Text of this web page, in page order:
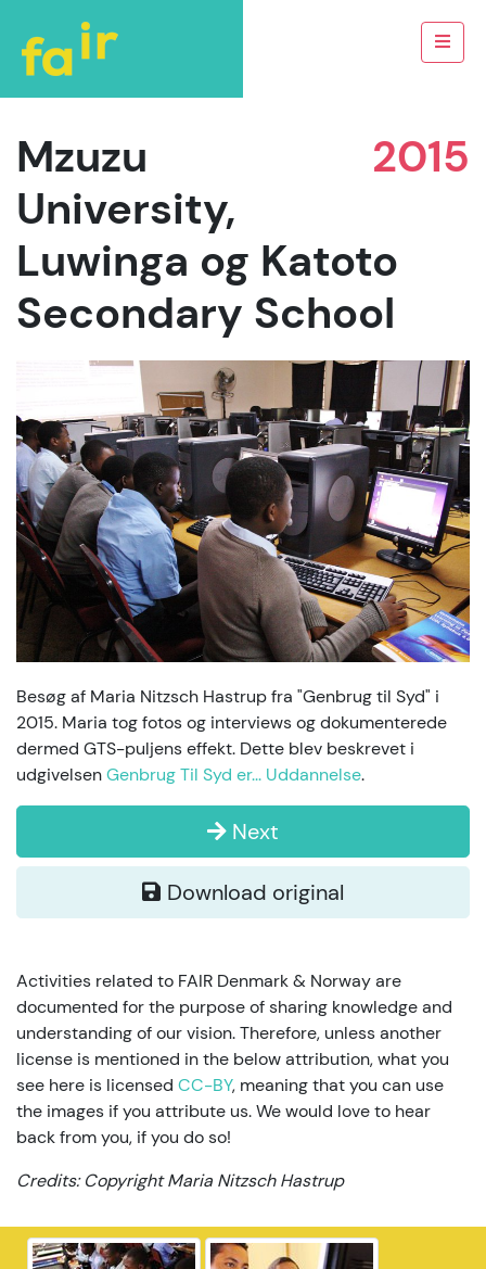
2015
Mzuzu
University,
Luwinga og Katoto
Secondary School
Besøg af Maria Nitzsch Hastrup fra "Genbrug til Syd" i
2015. Maria tog fotos og interviews og dokumenterede
dermed GTS-puljens effekt. Dette blev beskrevet i
udgivelsenGenbrug Til Syd er... Uddannelse.
Next
Download original
Activities related to FAIR Denmark & Norway are
documented for the purpose of sharing knowledge and
understanding of our vision. Therefore, unless another
license is mentioned in the below attribution, what you
see here is licensed CC-BY, meaning that you can use
the images if you attribute us. We would love to hear
back from you, if you do so!
Credits: Copyright Maria Nitzsch Hastrup